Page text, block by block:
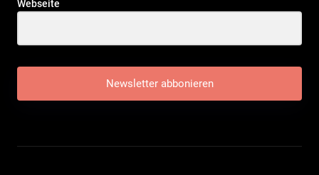
Webseite
Newsletter abbonieren